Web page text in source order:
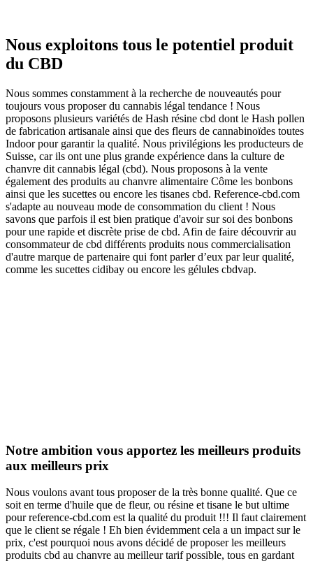
Nous exploitons tous le potentiel produit
du CBD
Nous sommes constamment à la recherche de nouveautés pour
toujours vous proposer du cannabis légal tendance ! Nous
proposons plusieurs variétés de Hash résine cbd dont le Hash pollen
de fabrication artisanale ainsi que des fleurs de cannabinoïdes toutes
Indoor pour garantir la qualité. Nous privilégions les producteurs de
Suisse, car ils ont une plus grande expérience dans la culture de
chanvre dit cannabis légal (cbd). Nous proposons à la vente
également des produits au chanvre alimentaire Côme les bonbons
ainsi que les sucettes ou encore les tisanes cbd. Reference-cbd.com
s'adapte au nouveau mode de consommation du client ! Nous
savons que parfois il est bien pratique d'avoir sur soi des bonbons
pour une rapide et discrète prise de cbd. Afin de faire découvrir au
consommateur de cbd différents produits nous commercialisation
d'autre marque de partenaire qui font parler d’eux par leur qualité,
comme les sucettes cidibay ou encore les gélules cbdvap.
Notre ambition vous apportez les meilleurs produits
aux meilleurs prix
Nous voulons avant tous proposer de la très bonne qualité. Que ce
soit en terme d'huile que de fleur, ou résine et tisane le but ultime
pour reference-cbd.com est la qualité du produit !!! Il faut clairement
que le client se régale ! Eh bien évidemment cela a un impact sur le
prix, c'est pourquoi nous avons décidé de proposer les meilleurs
produits cbd au chanvre au meilleur tarif possible, tous en gardant